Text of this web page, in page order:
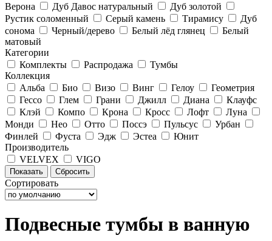
Верона
Дуб Давос натуральный
Дуб золотой
Рустик соломенный
Серый камень Тирамису
Дуб
сонома
Черный/дерево Белый лёд глянец
Белый
матовый
Категории
Комплекты
Распродажа
Тумбы
Коллекция
Альба
Био Визо Винг Гелоу
Геометрия
Гессо
Глем Грани Джилл Диана
Клауфс
Клэй
Компо Крона Кросс Лофт
Луна
Монди
Нео Отто Поссэ Пульсус
Урбан
Финлей
Фуста Эдж Эстеа
Юнит
Производитель
VELVEX
VIGO
Сортировать
Подвесные тумбы в ванную